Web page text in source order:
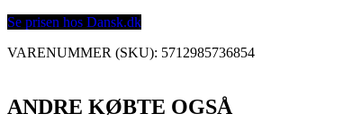
Se prisen hos Dansk.dk
VARENUMMER (SKU): 5712985736854
ANDRE KØBTE OGSÅ